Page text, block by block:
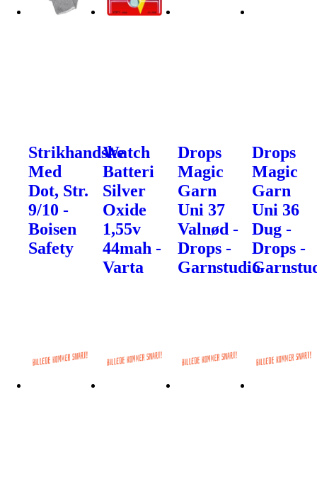
Strikhandske
Med
Dot, Str.
9/10 -
Boisen
Safety
Watch
Batteri
Silver
Oxide
1,55v
44mah -
Varta
Drops
Magic
Garn
Uni 37
Valnød -
Drops -
Garnstudio
Drops
Magic
Garn
Uni 36
Dug -
Drops -